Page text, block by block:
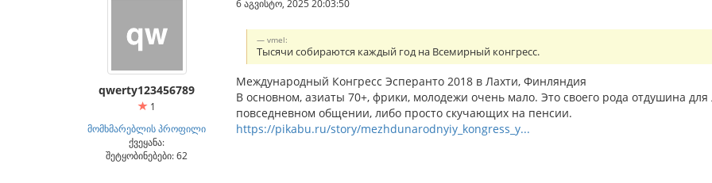
qwerty123456789
1
მომხმარებლის პროფილი
ქვეყანა:
შეტყობინებები: 62
6 აგვისტო, 2025 20:03:50
vmel:
Тысячи собираются каждый год на Всемирный конгресс.
Международный Конгресс Эсперанто 2018 в Лахти, Финляндия
В основном, азиаты 70+, фрики, молодежи очень мало. Это своего рода отдушина
повседневном общении, либо просто скучающих на пенсии.
https://pikabu.ru/story/mezhdunarodnyiy_kongress_y...